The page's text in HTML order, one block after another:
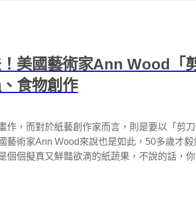
美國藝術家Ann Wood「
食物創作
作，而對於紙藝創作家而言，則是要以「剪
藝術家Ann Wood來說也是如此，50多歲才
個個擬真又鮮豔欲滴的紙蔬果，不說的話，